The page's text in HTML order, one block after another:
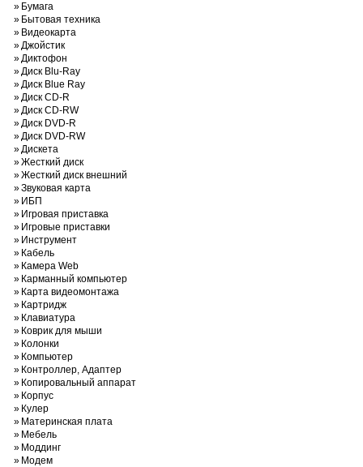
» Бумага
» Бытовая техника
» Видеокарта
»Джойстик
»Диктофон
»Диск Blu-Ray
»Диск Blue Ray
»Диск CD-R
»Диск CD-RW
»Диск DVD-R
»Диск DVD-RW
»Дискета
»Жесткий диск
»Жесткий диск внешний
»Звуковая карта
» ИБП
» Игровая приставка
» Игровые приставки
» Инструмент
» Кабель
» Камера Web
» Карманный компьютер
» Карта видеомонтажа
» Картридж
» Клавиатура
» Коврик для мыши
» Колонки
» Компьютер
» Контроллер, Адаптер
» Копировальный аппарат
» Корпус
» Кулер
» Материнская плата
» Мебель
» Моддинг
» Модем